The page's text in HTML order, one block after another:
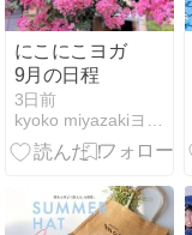
にこにこヨガ
9月の日程
3日前
kyoko miyazakiヨガと帽子のものがたり